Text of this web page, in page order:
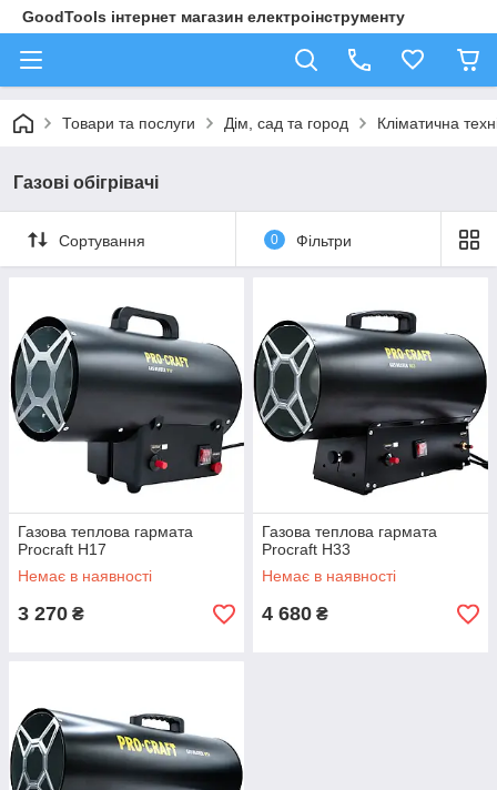
GoodTools інтернет магазин електроінструменту
Товари та послуги Дім, сад та город Кліматична
Газові обігрівачі
Сортування 0 Фільтри
Газова теплова гармата
Procraft H17
Немає в наявності
3 270 ₴
Газова теплова гармата
Procraft H33
Немає в наявності
4 680 ₴